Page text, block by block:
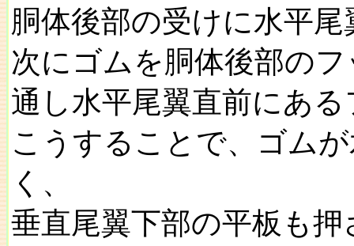
胴体後部の受けに水平
次にゴムを胴体後部の
通し水平尾翼直前にあ
こうすることで、ゴム
く、
垂直尾翼下部の平板も